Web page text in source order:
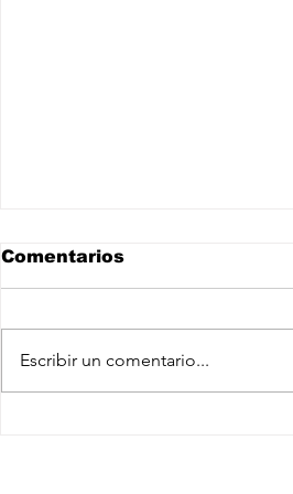
Comentarios
Escribir un comentario...